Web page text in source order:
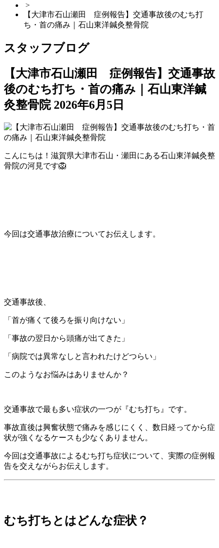
>
【大津市石山瀬田 症例報告】交通事故後のむち打
ち・首の痛み｜石山東洋鍼灸整骨院
スタッフブログ
【大津市石山瀬田 症例報告】交通事故
後のむち打ち・首の痛み｜石山東洋鍼
灸整骨院 2026年6月5日
こんにちは！滋賀県大津市石山・瀬田にある石山東洋鍼灸整
骨院の河見です🦁
今回は交通事故治療についてお伝えします。
交通事故後、
「首が痛くて後ろを振り向けない」
「事故の翌日から頭痛が出てきた」
「病院では異常なしと言われたけどつらい」
このようなお悩みはありませんか？
交通事故で最も多い症状の一つが『むち打ち』です。
事故直後は興奮状態で痛みを感じにくく、数日経ってから症
状が強くなるケースも少なくありません。
今回は交通事故によるむち打ち症状について、実際の症例報
告を交えながらお伝えします。
むち打ちとはどんな症状？